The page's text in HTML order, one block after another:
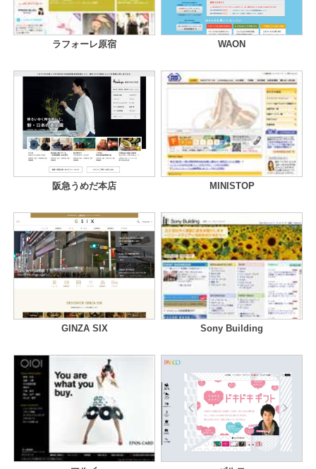
ラフォーレ原宿 WAON
阪急うめだ本店 MINISTOP
GINZA SIX Sony Building